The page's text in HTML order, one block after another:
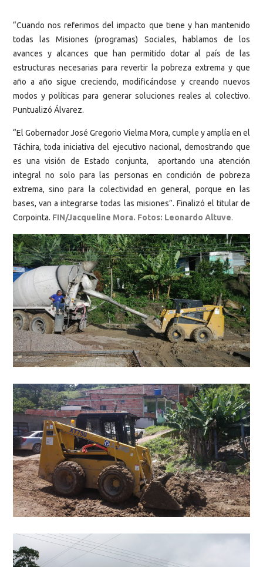
“Cuando nos referimos del impacto que tiene y han mantenido
todas las Misiones (programas) Sociales, hablamos de los
avances y alcances que han permitido dotar al país de las
estructuras necesarias para revertir la pobreza extrema y que
año a año sigue creciendo, modificándose y creando nuevos
modos y políticas para generar soluciones reales al colectivo.
Puntualizó Álvarez.
“El Gobernador José Gregorio Vielma Mora, cumple y amplía en el
Táchira, toda iniciativa del ejecutivo nacional, demostrando que
es una visión de Estado conjunta, aportando una atención
integral no solo para las personas en condición de pobreza
extrema, sino para la colectividad en general, porque en las
bases, van a integrarse todas las misiones”. Finalizó el titular de
Corpointa. FIN/Jacqueline Mora. Fotos: Leonardo Altuve.